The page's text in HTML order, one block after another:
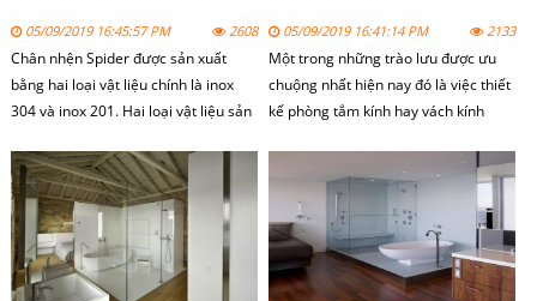
05/09/2019 16:45:57 PM 2608
Chân nhện Spiderđược sản xuất
bằng hai loại vật liệu chính là inox
304 và inox 201. Hai loại vật liệu sản
số kỹ thuật khác nhau và có đặc điểm
khác nhau.
05/09/2019 16:41:14 PM 2133
Một trong những trào lưu được ưu
chuộng nhất hiện nay đó là việc thiết
kế phòng tắm kính hay vách kính